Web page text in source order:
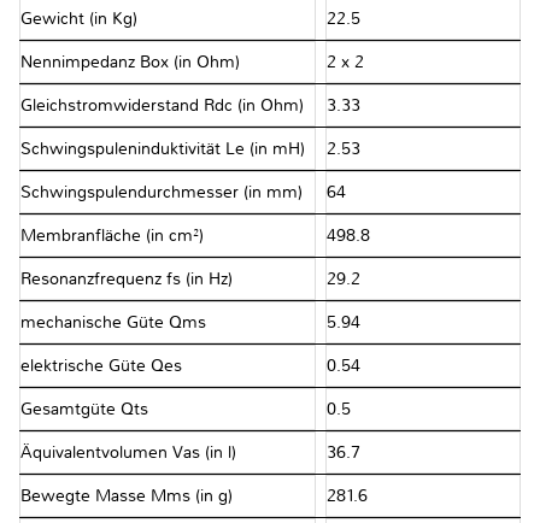
Gewicht (in Kg) 22.5
Nennimpedanz Box (in Ohm) 2 x 2
Gleichstromwiderstand Rdc (in Ohm) 3.33
Schwingspuleninduktivität Le (in mH) 2.53
Schwingspulendurchmesser (in mm) 64
Membranfläche (in cm²) 498.8
Resonanzfrequenz fs (in Hz) 29.2
mechanische Güte Qms 5.94
elektrische Güte Qes 0.54
Gesamtgüte Qts 0.5
Äquivalentvolumen Vas (in l) 36.7
Bewegte Masse Mms (in g) 281.6